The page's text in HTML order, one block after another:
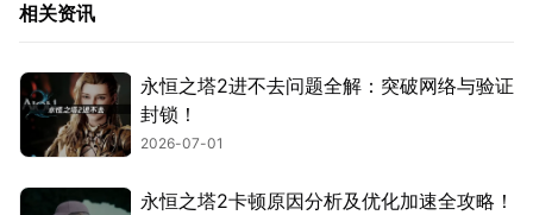
相关资讯
永恒之塔2进不去问题全解：突破网络与验证
封锁！
2026-07-01
永恒之塔2卡顿原因分析及优化加速全攻略！